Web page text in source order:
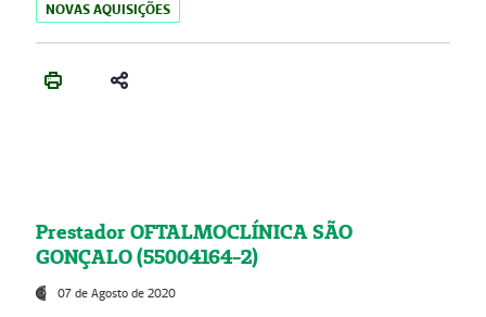
NOVAS AQUISIÇÕES
Prestador OFTALMOCLÍNICA SÃO
GONÇALO (55004164-2)
07 de Agosto de 2020